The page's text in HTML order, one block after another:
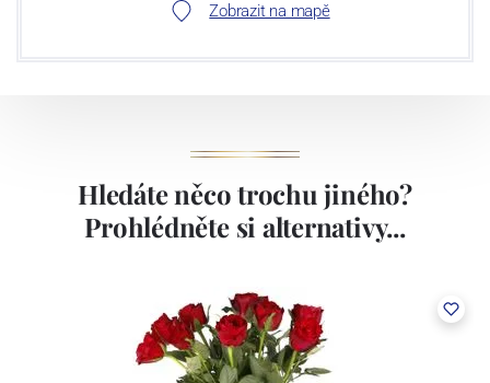
Zobrazit na mapě
Hledáte něco trochu jiného?
Prohlédněte si alternativy...